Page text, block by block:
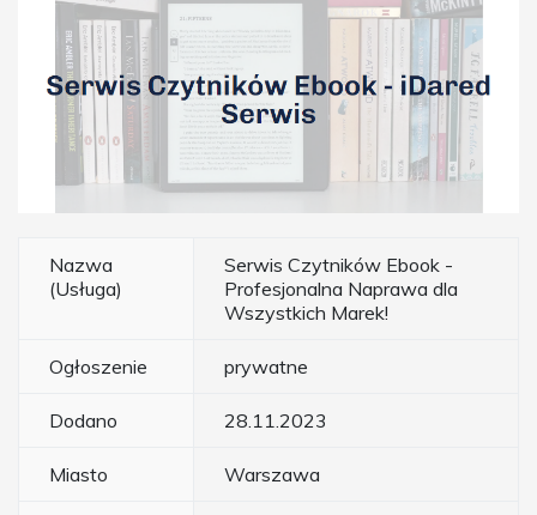
Nazwa
(Usługa)
Serwis Czytników Ebook -
Profesjonalna Naprawa dla
Wszystkich Marek!
Ogłoszenie prywatne
Dodano 28.11.2023
Miasto Warszawa